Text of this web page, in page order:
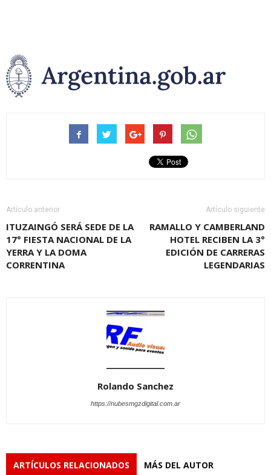
Artículo anterior
ITUZAINGÓ SERÁ SEDE DE LA
17° FIESTA NACIONAL DE LA
YERRA Y LA DOMA
CORRENTINA
Artículo siguiente
RAMALLO Y CAMBERLAND
HOTEL RECIBEN LA 3°
EDICIÓN DE CARRERAS
LEGENDARIAS
Rolando Sanchez
https://nubesmgzdigital.com.ar
ARTÍCULOS RELACIONADOS MÁS DEL AUTOR